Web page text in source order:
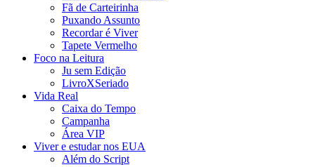
Fã de Carteirinha
Puxando Assunto
Recordar é Viver
Tapete Vermelho
Foco na Leitura
Ju sem Edição
LivroXSeriado
Vida Real
Caixa do Tempo
Campanha
Área VIP
Viver e estudar nos EUA
Além do Script